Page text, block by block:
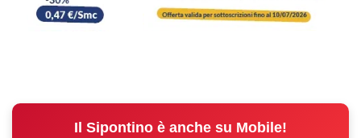
Il Sipontino è anche su Mobile!